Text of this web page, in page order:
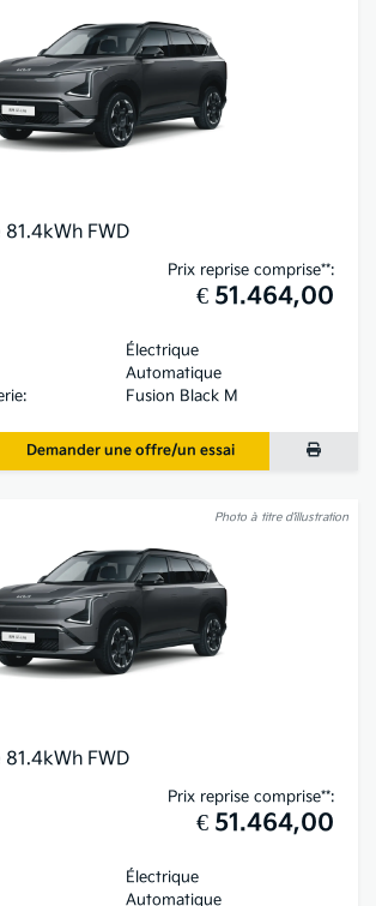
81.4kWh FWD
Prix reprise comprise**:
€ 51.464,00
Électrique
Automatique
Fusion Black M
Demander une offre/un essai
Photo à titre d’illustration
81.4kWh FWD
Prix reprise comprise**:
€ 51.464,00
Électrique
Automatique